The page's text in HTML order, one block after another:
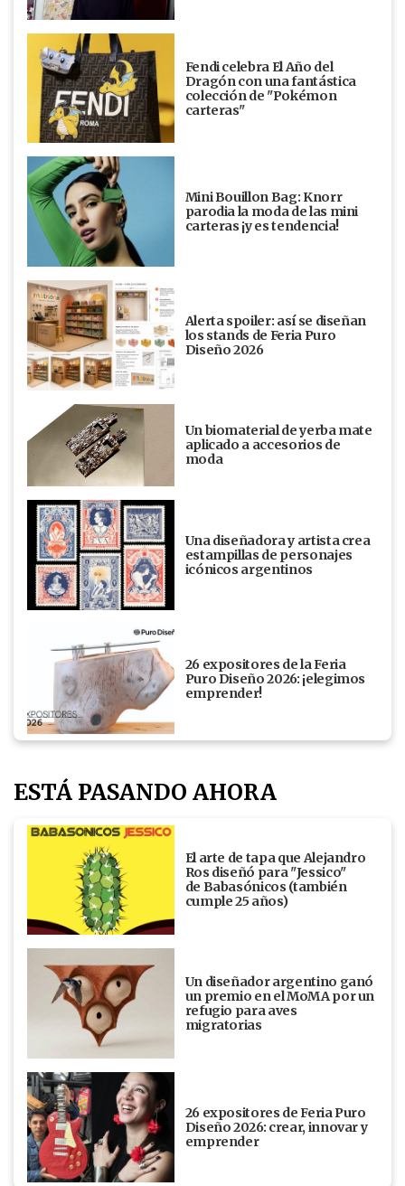
Fendi celebra El Año del
Dragón con una fantástica
colección de "Pokémon
carteras"
Mini Bouillon Bag: Knorr
parodia la moda de las mini
carteras ¡y es tendencia!
Alerta spoiler: así se diseñan
los stands de Feria Puro
Diseño 2026
Un biomaterial de yerba mate
aplicado a accesorios de
moda
Una diseñadora y artista crea
estampillas de personajes
icónicos argentinos
26 expositores de la Feria
Puro Diseño 2026: ¡elegimos
emprender!
ESTÁ PASANDO AHORA
El arte de tapa que Alejandro
Ros diseñó para "Jessico"
de Babasónicos (también
cumple 25 años)
Un diseñador argentino ganó
un premio en el MoMA por un
refugio para aves
migratorias
26 expositores de Feria Puro
Diseño 2026: crear, innovar y
emprender